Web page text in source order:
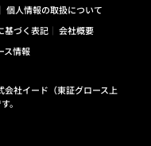
個人情報の取扱について
基づく表記
会社概要
ス情報
社イード（東証グロース上
。